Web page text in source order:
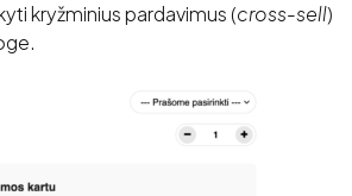
kryžminius pardavimus (cross-sell)